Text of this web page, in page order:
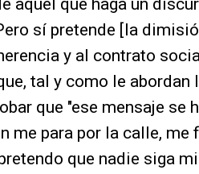
aquel que haga un
sí pretende [la
y al contrato
tal y como le abordan
que "ese mensaje se
me para por la calle, me
que nadie siga